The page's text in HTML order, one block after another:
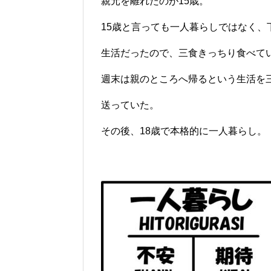
15歳と言っても一人暮らしではなく、
生活だったので、三食きっちり食べて
週末は親のところへ帰るという生活を
送っていた。
その後、18歳で本格的に一人暮らし。